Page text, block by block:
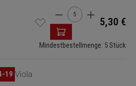
Produkt Anzahl: Gib
5,30 €
Mindestbestellmenge: 5 Stück
19 Viola